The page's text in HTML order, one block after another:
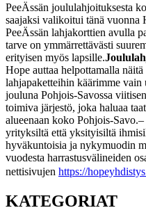
PeeÄssän joululahjoituksesta
saajaksi valikoitui tänä vuonna
PeeÄssän lahjakorttien avulla
tarve on ymmärrettävästi
erityisen myös lapsille.
Hope auttaa helpottamalla näitä
lahjapaketteihin käärimme vain
jouluna Pohjois-Savossa
toimiva järjestö, joka haluaa
alueenaan koko Pohjois-Savo.–
yrityksiltä että yksityisiltä
hyväkuntoisia ja nykymuodin
vuodesta harrastusvälineiden
nettisivujen https://
KATEGORIAT